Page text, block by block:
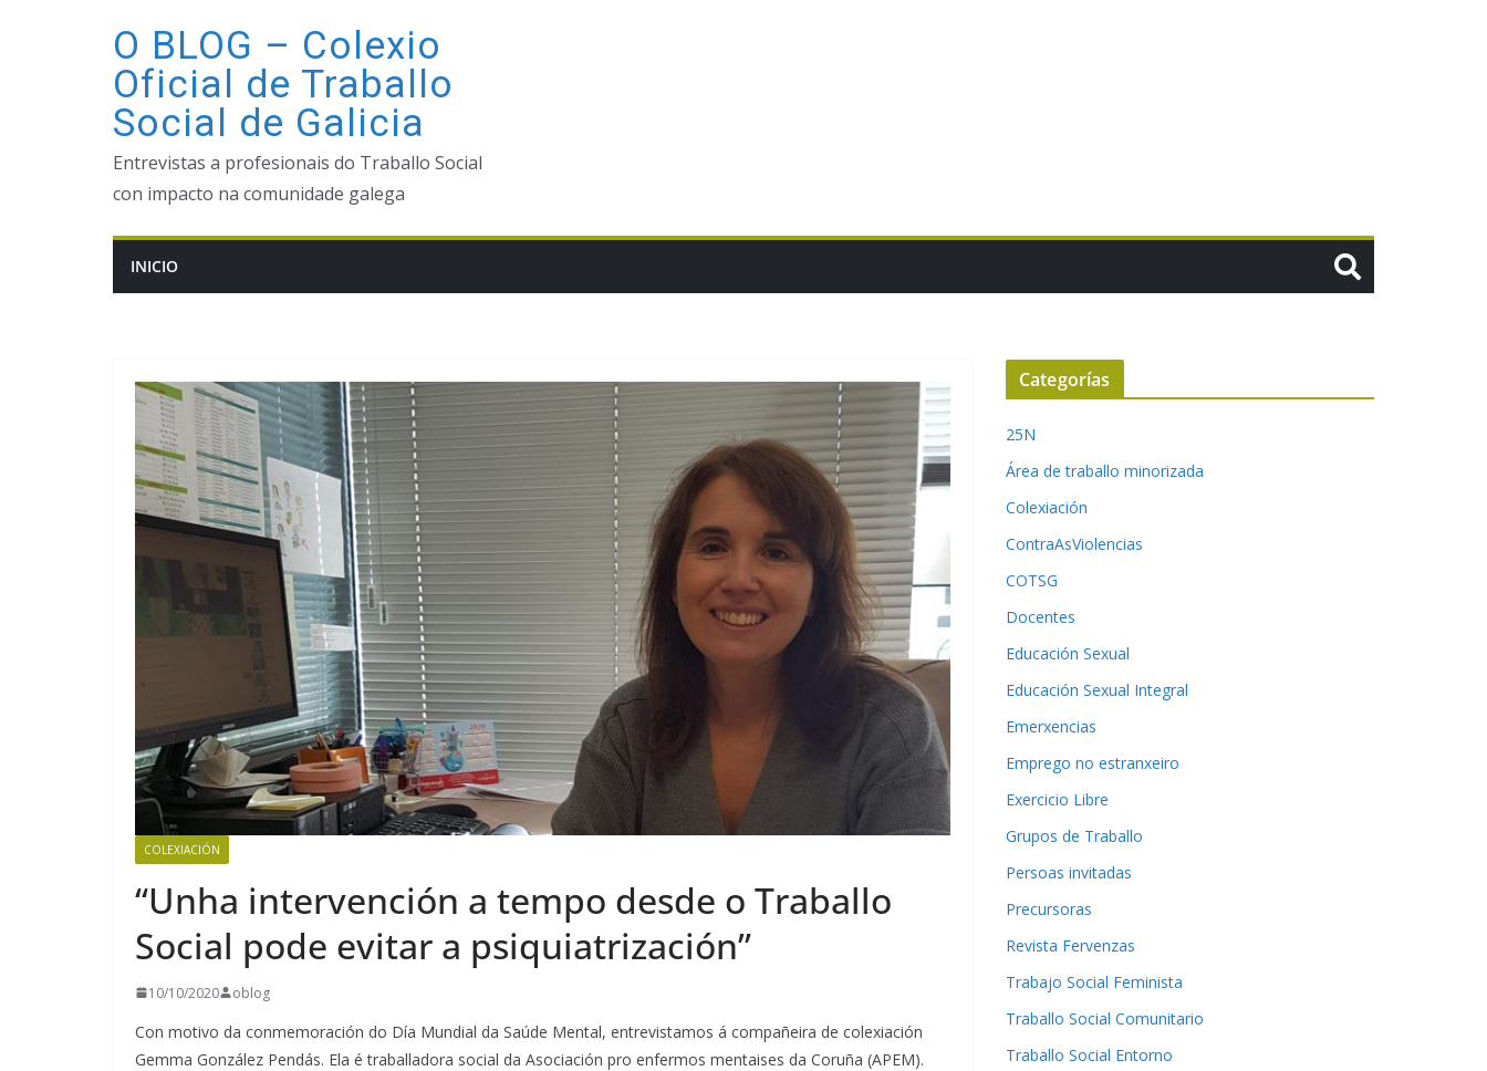
O BLOG – Colexio
Oficial de Traballo
Social de Galicia
Entrevistas a profesionais do Traballo Social
con impacto na comunidade galega
INICIO
COLEXIACIÓN
“Unha intervención a tempo desde o Traballo
Social pode evitar a psiquiatrización”
10/10/2020 oblog
Con motivo da conmemoración do Día Mundial da Saúde Mental, entrevistamos á compañeira de colexiación
Gemma González Pendás. Ela é traballadora social da Asociación pro enfermos mentaises da Coruña (APEM).
Categorías
25N
Área de traballo minorizada
Colexiación
ContraAsViolencias
COTSG
Docentes
Educación Sexual
Educación Sexual Integral
Emerxencias
Emprego no estranxeiro
Exercicio Libre
Grupos de Traballo
Persoas invitadas
Precursoras
Revista Fervenzas
Trabajo Social Feminista
Traballo Social Comunitario
Traballo Social Entorno